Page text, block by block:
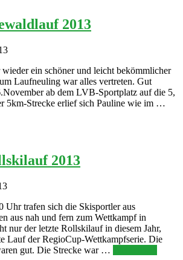
2013
ein schöner und leicht bekömmlicher
Laufneuling war alles vertreten. Gut
ab dem LVB-Sportplatz auf die 5,
5km-Strecke erlief sich Pauline wie im …
2013
Uhr trafen sich die Skisportler aus
aus nah und fern zum Wettkampf in
nur der letzte Rollskilauf in diesem Jahr,
Lauf der RegioCup-Wettkampfserie. Die
gut. Die Strecke war …